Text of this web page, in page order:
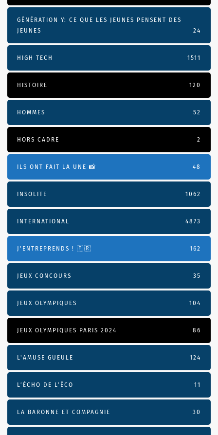
GÉNÉRATION Y: CE QUE LES JEUNES PENSENT DES
JEUNES
24
HIGH TECH 1511
HISTOIRE 120
HOMMES 52
HORS CADRE 2
ILS ONT FAIT LA UNE 📸 48
INSOLITE 1062
INTERNATIONAL 4873
J'ENTREPRENDS ! 🇫🇷 162
JEUX CONCOURS 35
JEUX OLYMPIQUES 104
JEUX OLYMPIQUES PARIS 2024 86
L'AMUSE GUEULE 124
L’ÉCHO DE L’ÉCO 11
LA BARONNE ET COMPAGNIE 30